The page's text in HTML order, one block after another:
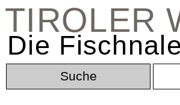
TIROLER
Die
Suche